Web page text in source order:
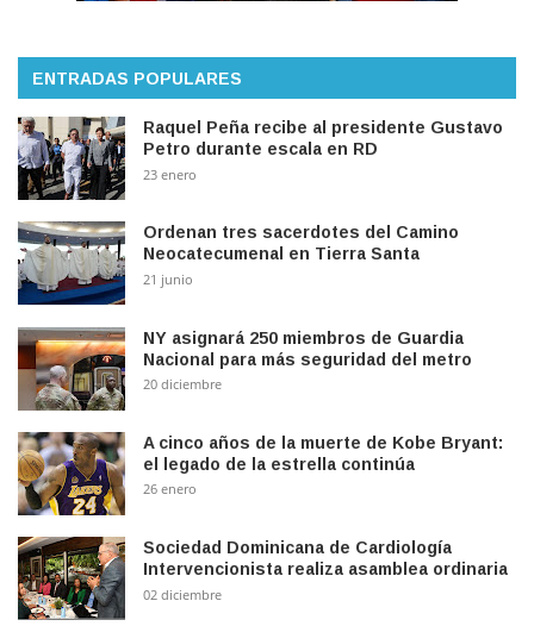
ENTRADAS POPULARES
Raquel Peña recibe al presidente Gustavo
Petro durante escala en RD
23 enero
Ordenan tres sacerdotes del Camino
Neocatecumenal en Tierra Santa
21 junio
NY asignará 250 miembros de Guardia
Nacional para más seguridad del metro
20 diciembre
A cinco años de la muerte de Kobe Bryant:
el legado de la estrella continúa
26 enero
Sociedad Dominicana de Cardiología
Intervencionista realiza asamblea ordinaria
02 diciembre